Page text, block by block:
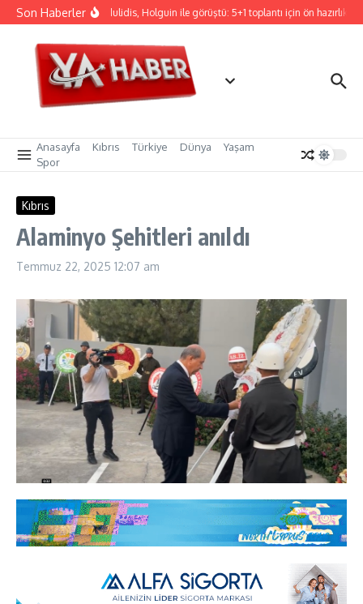
İçeriğe atla
Son HaberlerHristodulidis, Holguin ile görüştü: 5+1 toplantı için ön hazırlık
Anasayfa Kıbrıs Türkiye Dünya
Yaşam
Spor
Kıbrıs
Alaminyo Şehitleri anıldı
Temmuz 22, 2025 12:07 am